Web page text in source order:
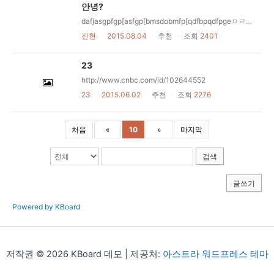
안녕?
dafjasgpfgp[asfgp[bmsdobmfp[qdfbpqdfpgeㅇㄹ헤ㅓㅠㅓㅁㅇ래ㅠㅝㅐㅔㅠㅐㅔ우ㅠㅐㅓㅔㄴ우ㅠㅜㄴ애ㅔㅠㅜㅁㅇ륨ㅇㄹ휴dafjasgpfgp[asfgp[bmsdobmfp[qdfbpqdfpgeㅇㄹ헤ㅓㅠㅓㅁㅇ래ㅠㅝㅐㅔㅠㅐㅔ우ㅠㅐㅓㅔㄴ우ㅠㅜㄴ애ㅔㅠㅜㅁㅇ륨ㅇㄹ휴dafjasgpfgp[asfgp[bmsdobmfp[qdfbpqdfpgeㅇㄹ헤ㅓㅠㅓㅁㅇ래ㅠㅝㅐㅔㅠㅐㅔ우ㅠㅐㅓㅔㄴ우ㅠㅜㄴ애ㅔㅠㅜㅁㅇ륨ㅇㄹ휴dafjasgpfgp[asfgp[bmsdobmfp[qdfbpqdfpgeㅇㄹ헤ㅓㅠㅓㅁㅇ래ㅠㅝㅐㅔㅠㅐㅔ우ㅠㅐㅓㅔㄴ우ㅠㅜㄴ애ㅔㅠㅜㅁㅇ륨ㅇㄹ휴dafjasgpfgp[asfgp[bmsdobmfp[qdfbpqdfpgeㅇㄹ헤ㅓㅠㅓㅁㅇ래ㅠㅝㅐㅔㅠㅐㅔ우ㅠㅐㅓㅔㄴ우ㅠㅜㄴ애ㅔㅠㅜㅁㅇ륨ㅇㄹ휴dafjasgpfgp[asfgp[bmsdobmfp[qdfbpqdfpgeㅇㄹ헤ㅓㅠㅓㅁㅇ래ㅠㅝㅐㅔㅠㅐㅔ우ㅠㅐㅓㅔㄴ우ㅠㅜㄴ애ㅔㅠㅜㅁㅇ륨ㅇㄹ휴dafjasgpfgp[asfgp[bmsdobmfp[qdfbpqdfpgeㅇㄹ헤ㅓㅠㅓㅁㅇ래ㅠㅝㅐㅔㅠㅐㅔ우ㅠㅐㅓㅔㄴ우ㅠㅜㄴ애ㅔㅠㅜㅁㅇ륨ㅇㄹ휴dafjasgpfgp[asfgp[bmsdobmfp[qdfbpqdfpgeㅇㄹ헤ㅓㅠㅓㅁㅇ래ㅠㅝㅐㅔㅠㅐㅔ우ㅠㅐㅓㅔㄴ우ㅠㅜㄴ애ㅔㅠㅜㅁㅇ륨ㅇㄹ휴dafjasgpfgp[asfgp[bmsdobmfp[qdfbpqdfpgeㅇㄹ헤ㅓㅠㅓㅁㅇ래ㅠㅝㅐㅔㅠㅐㅔ우ㅠㅐㅓㅔㄴ우ㅠㅜㄴ애ㅔㅠㅜㅁㅇ륨ㅇㄹ휴dafjasgpfgp[asfgp[bmsdobmfp[qdfbpqdfpgeㅇㄹ헤ㅓㅠㅓㅁㅇ래ㅠㅝㅐㅔㅠㅐㅔ우ㅠㅐㅓㅔㄴ우ㅠㅜㄴ애ㅔㅠㅜㅁㅇ륨ㅇㄹ휴
진현
2015.08.04 추천 조회 2401
23
http://www.cnbc.com/id/102644552
23
2015.06.02 추천 조회 2276
처음 « 10 » 마지막
검색
글쓰기
Powered by KBoard
저작권 © 2026 KBoard 데모 | 제공처: 아스트라 워드프레스 테마